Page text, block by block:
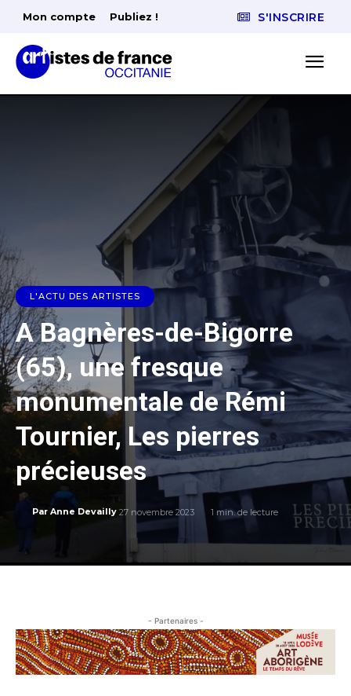
Mon compte Publiez ! S'INSCRIRE
L'ACTU DES ARTISTES
A Bagnères-de-Bigorre
(65), une fresque
monumentale de Rémi
Tournier, Les pierres
précieuses
Par Anne Devailly 27 novembre 2023 1 min. de lecture
- Partenaires -